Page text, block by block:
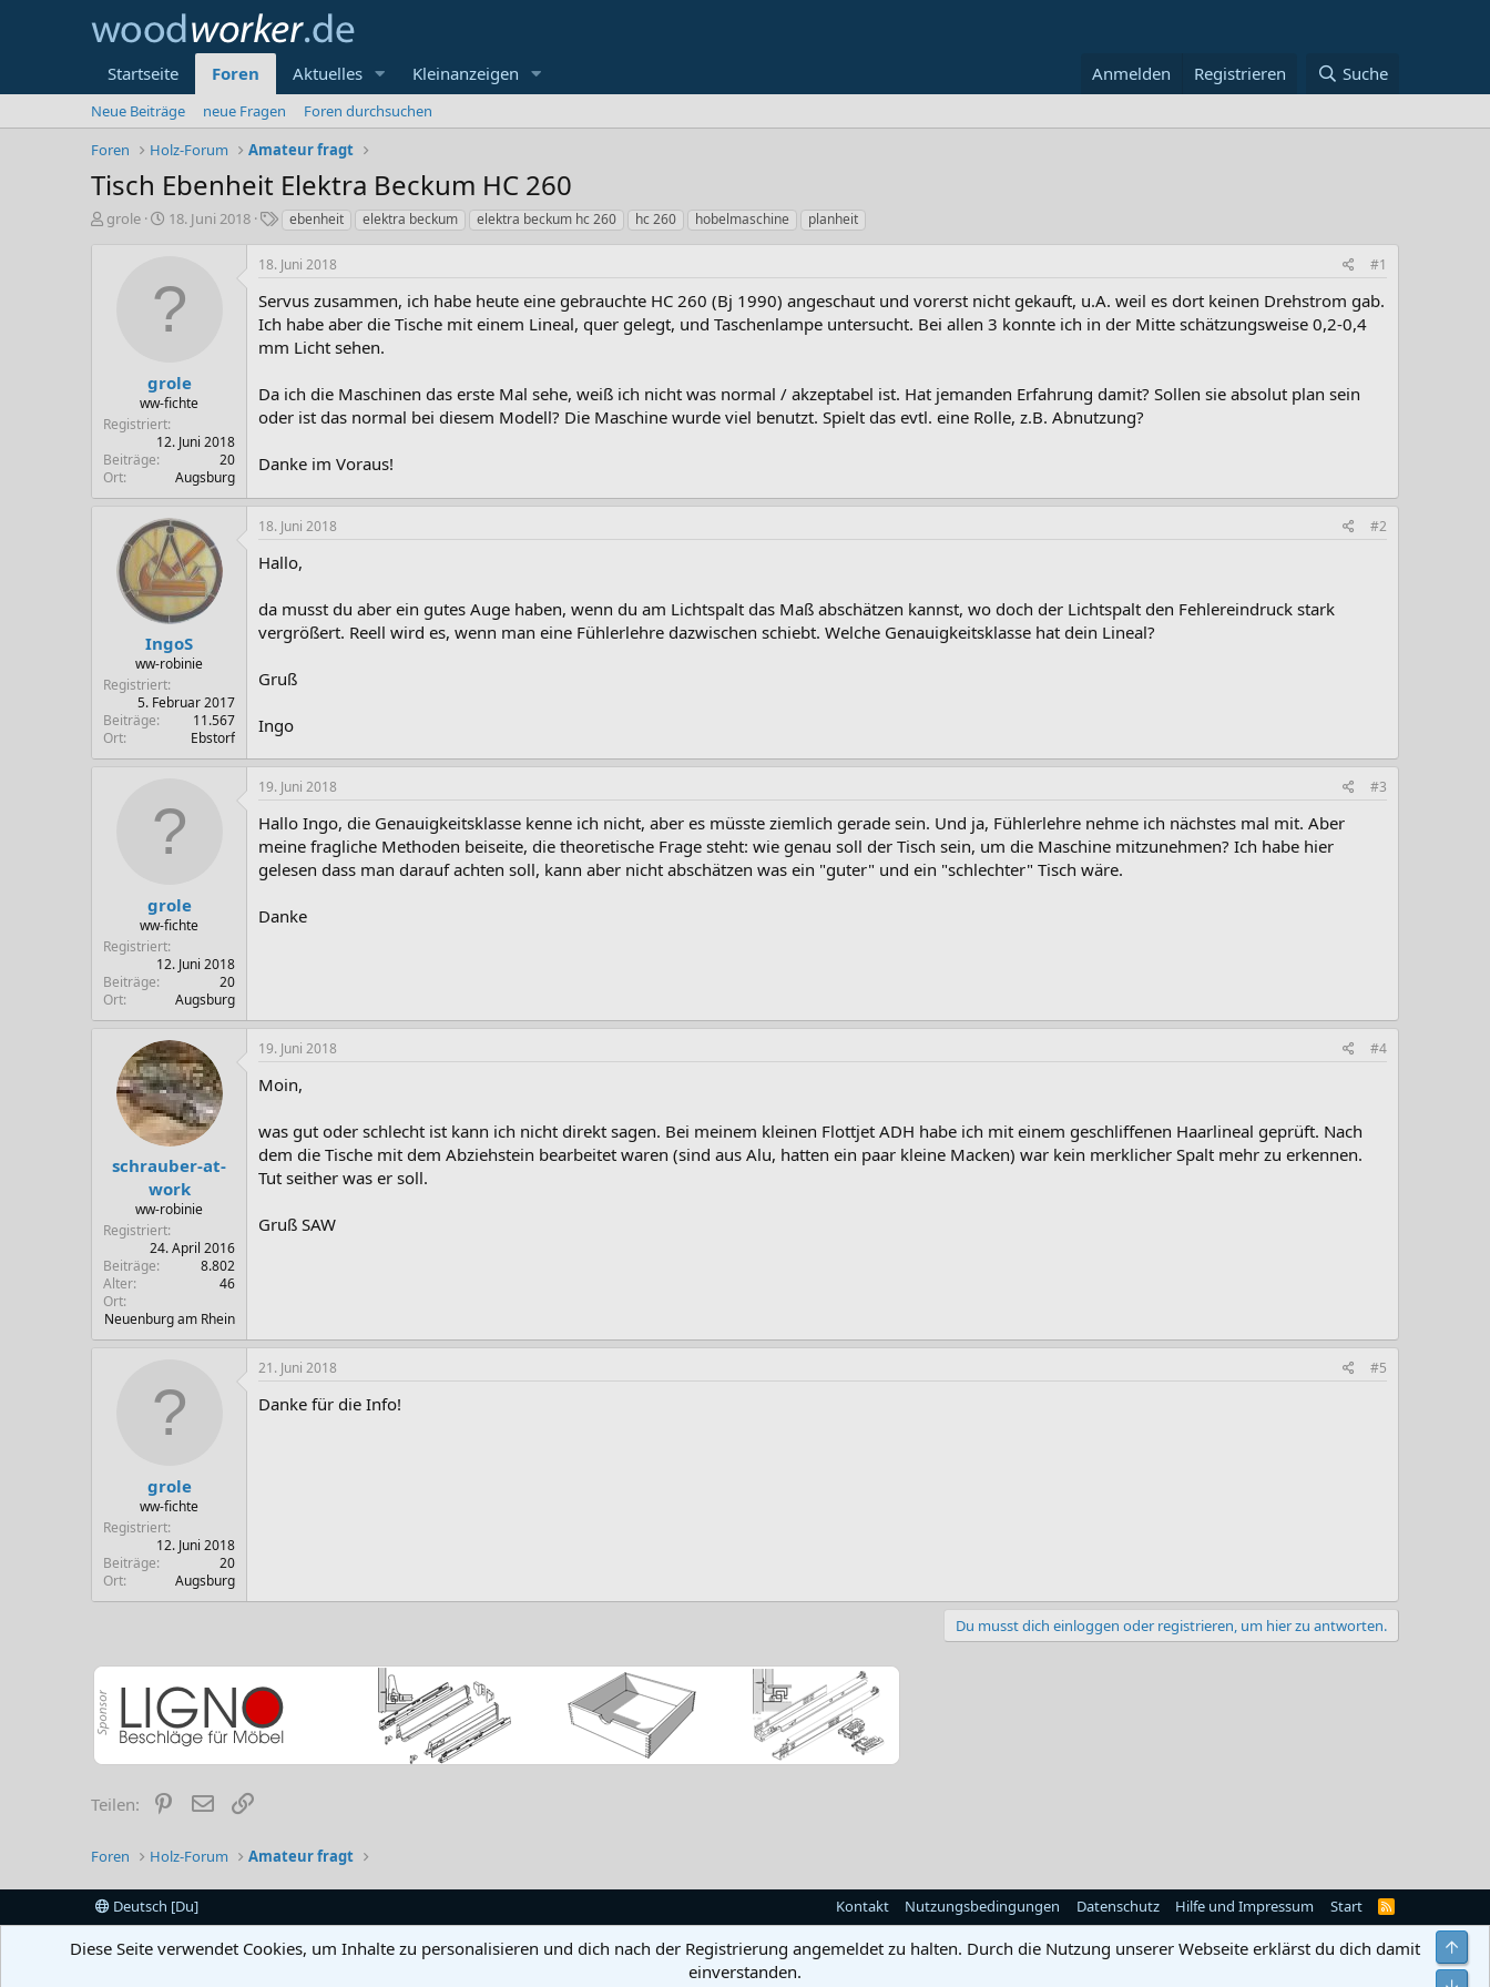
Startseite Foren Aktuelles Kleinanzeigen Anmelden Registrieren Suche
Neue Beiträge neue Fragen
Foren durchsuchen
Foren
Holz-Forum Amateur fragt
Tisch Ebenheit Elektra Beckum HC 260
E
grole
E
e
l
l
a
m
18. Juni 2018
S
h
l
a
g
w
o
t
e
ebenheit elektra beckum elektra beckum hc 260 hc 260 hobelmaschine planheit
grole
ww-fichte
Registriert
12. Juni 2018
Beiträge
20
Ort
Augsburg
18. Juni 2018 #1
Servus zusammen, ich habe heute eine gebrauchte HC 260 (Bj 1990) angeschaut und vorerst nicht gekauft, u.A. weil es dort keinen Drehstrom gab.
Ich habe aber die Tische mit einem Lineal, quer gelegt, und Taschenlampe untersucht. Bei allen 3 konnte ich in der Mitte schätzungsweise 0,2-0,4
mm Licht sehen.
Da ich die Maschinen das erste Mal sehe, weiß ich nicht was normal / akzeptabel ist. Hat jemanden Erfahrung damit? Sollen sie absolut plan sein
oder ist das normal bei diesem Modell? Die Maschine wurde viel benutzt. Spielt das evtl. eine Rolle, z.B. Abnutzung?
Danke im Voraus!
IngoS
ww-robinie
Registriert
5. Februar 2017
Beiträge
11.567
Ort
Ebstorf
18. Juni 2018 #2
Hallo,
da musst du aber ein gutes Auge haben, wenn du am Lichtspalt das Maß abschätzen kannst, wo doch der Lichtspalt den Fehlereindruck stark
vergrößert. Reell wird es, wenn man eine Fühlerlehre dazwischen schiebt. Welche Genauigkeitsklasse hat dein Lineal?
Gruß
Ingo
grole
ww-fichte
Registriert
12. Juni 2018
Beiträge
20
Ort
Augsburg
19. Juni 2018 #3
Hallo Ingo, die Genauigkeitsklasse kenne ich nicht, aber es müsste ziemlich gerade sein. Und ja, Fühlerlehre nehme ich nächstes mal mit. Aber
meine fragliche Methoden beiseite, die theoretische Frage steht: wie genau soll der Tisch sein, um die Maschine mitzunehmen? Ich habe hier
gelesen dass man darauf achten soll, kann aber nicht abschätzen was ein "guter" und ein "schlechter" Tisch wäre.
Danke
schrauber-at-
work
ww-robinie
Registriert
24. April 2016
Beiträge
8.802
Alter
46
Ort
Neuenburg am Rhein
19. Juni 2018 #4
Moin,
was gut oder schlecht ist kann ich nicht direkt sagen. Bei meinem kleinen Flottjet ADH habe ich mit einem geschliffenen Haarlineal geprüft. Nach
dem die Tische mit dem Abziehstein bearbeitet waren (sind aus Alu, hatten ein paar kleine Macken) war kein merklicher Spalt mehr zu erkennen.
Tut seither was er soll.
Gruß SAW
grole
ww-fichte
Registriert
12. Juni 2018
Beiträge
20
Ort
Augsburg
21. Juni 2018 #5
Danke für die Info!
Du musst dich einloggen oder registrieren, um hier zu antworten.
Teilen: Pinterest
E-Mail
Foren Holz-Forum Amateur fragt
Deutsch [Du] Kontakt Nutzungsbedingungen Datenschutz Hilfe und Impressum Start
R
Diese Seite verwendet Cookies, um Inhalte zu personalisieren und dich nach der Registrierung angemeldet zu halten. Durch die Nutzung unserer Webseite erklärst du dich damit
einverstanden.